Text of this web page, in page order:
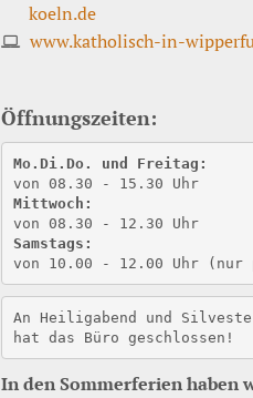
koeln.de
www.katholisch-in-
Öffnungszeiten:
Mo.Di.Do. und Freitag:
von 08.30 - 15.30 Uhr
Mittwoch:
von 08.30 - 12.30 Uhr
Samstags:
von 10.00 - 12.00 Uhr (nur
An Heiligabend und
hat das Büro geschlossen!
In den Sommerferien haben